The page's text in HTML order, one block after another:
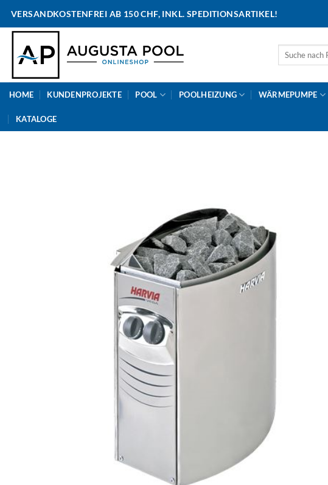
VERSANDKOSTENFREI AB 150 CHF, INKL. SPEDITIONSARTIKEL!
Suche
HOME KUNDENPROJEKTE POOL POOLHEIZUNG WÄRMEPUMPE
KATALOGE